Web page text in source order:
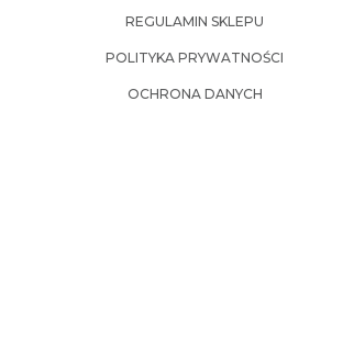
REGULAMIN SKLEPU
POLITYKA PRYWATNOŚCI
OCHRONA DANYCH